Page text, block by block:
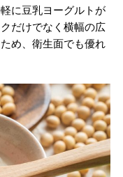
に豆乳ヨーグルトが
だけでなく横幅の広
め、衛生面でも優れ